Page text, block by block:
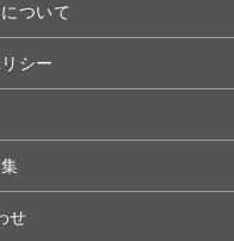
ついて
シー
せ